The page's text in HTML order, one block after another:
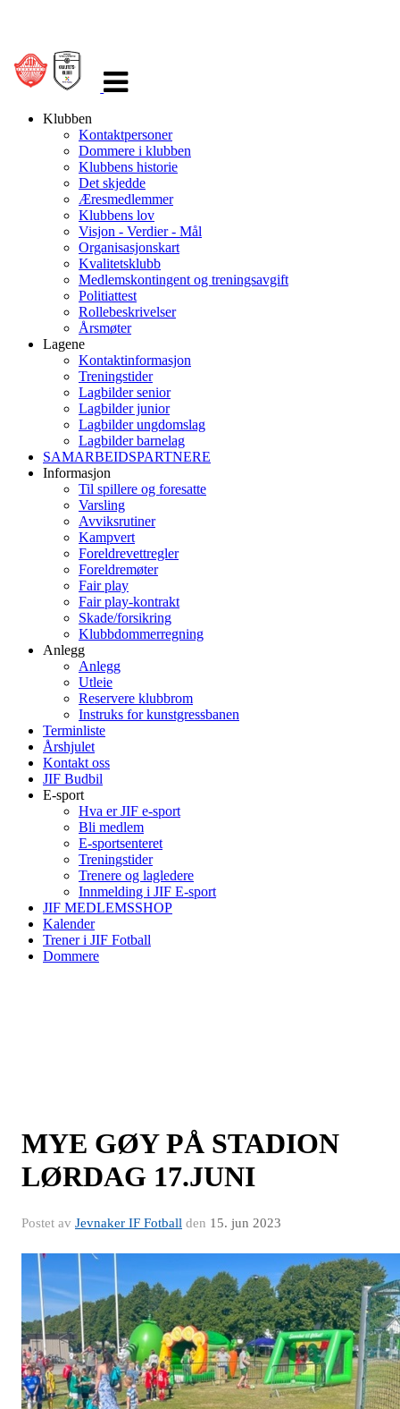
navigasjon
Klubben
Kontaktpersoner
Dommere i klubben
Klubbens historie
Det skjedde
Æresmedlemmer
Klubbens lov
Visjon - Verdier - Mål
Organisasjonskart
Kvalitetsklubb
Medlemskontingent og treningsavgift
Politiattest
Rollebeskrivelser
Årsmøter
Lagene
Kontaktinformasjon
Treningstider
Lagbilder senior
Lagbilder junior
Lagbilder ungdomslag
Lagbilder barnelag
SAMARBEIDSPARTNERE
Informasjon
Til spillere og foresatte
Varsling
Avviksrutiner
Kampvert
Foreldrevettregler
Foreldremøter
Fair play
Fair play-kontrakt
Skade/forsikring
Klubbdommerregning
Anlegg
Anlegg
Utleie
Reservere klubbrom
Instruks for kunstgressbanen
Terminliste
Årshjulet
Kontakt oss
JIF Budbil
E-sport
Hva er JIF e-sport
Bli medlem
E-sportsenteret
Treningstider
Trenere og lagledere
Innmelding i JIF E-sport
JIF MEDLEMSSHOP
Kalender
Trener i JIF Fotball
Dommere
MYE GØY PÅ STADION
LØRDAG 17.JUNI
Postet av Jevnaker IF Fotball den 15. jun 2023